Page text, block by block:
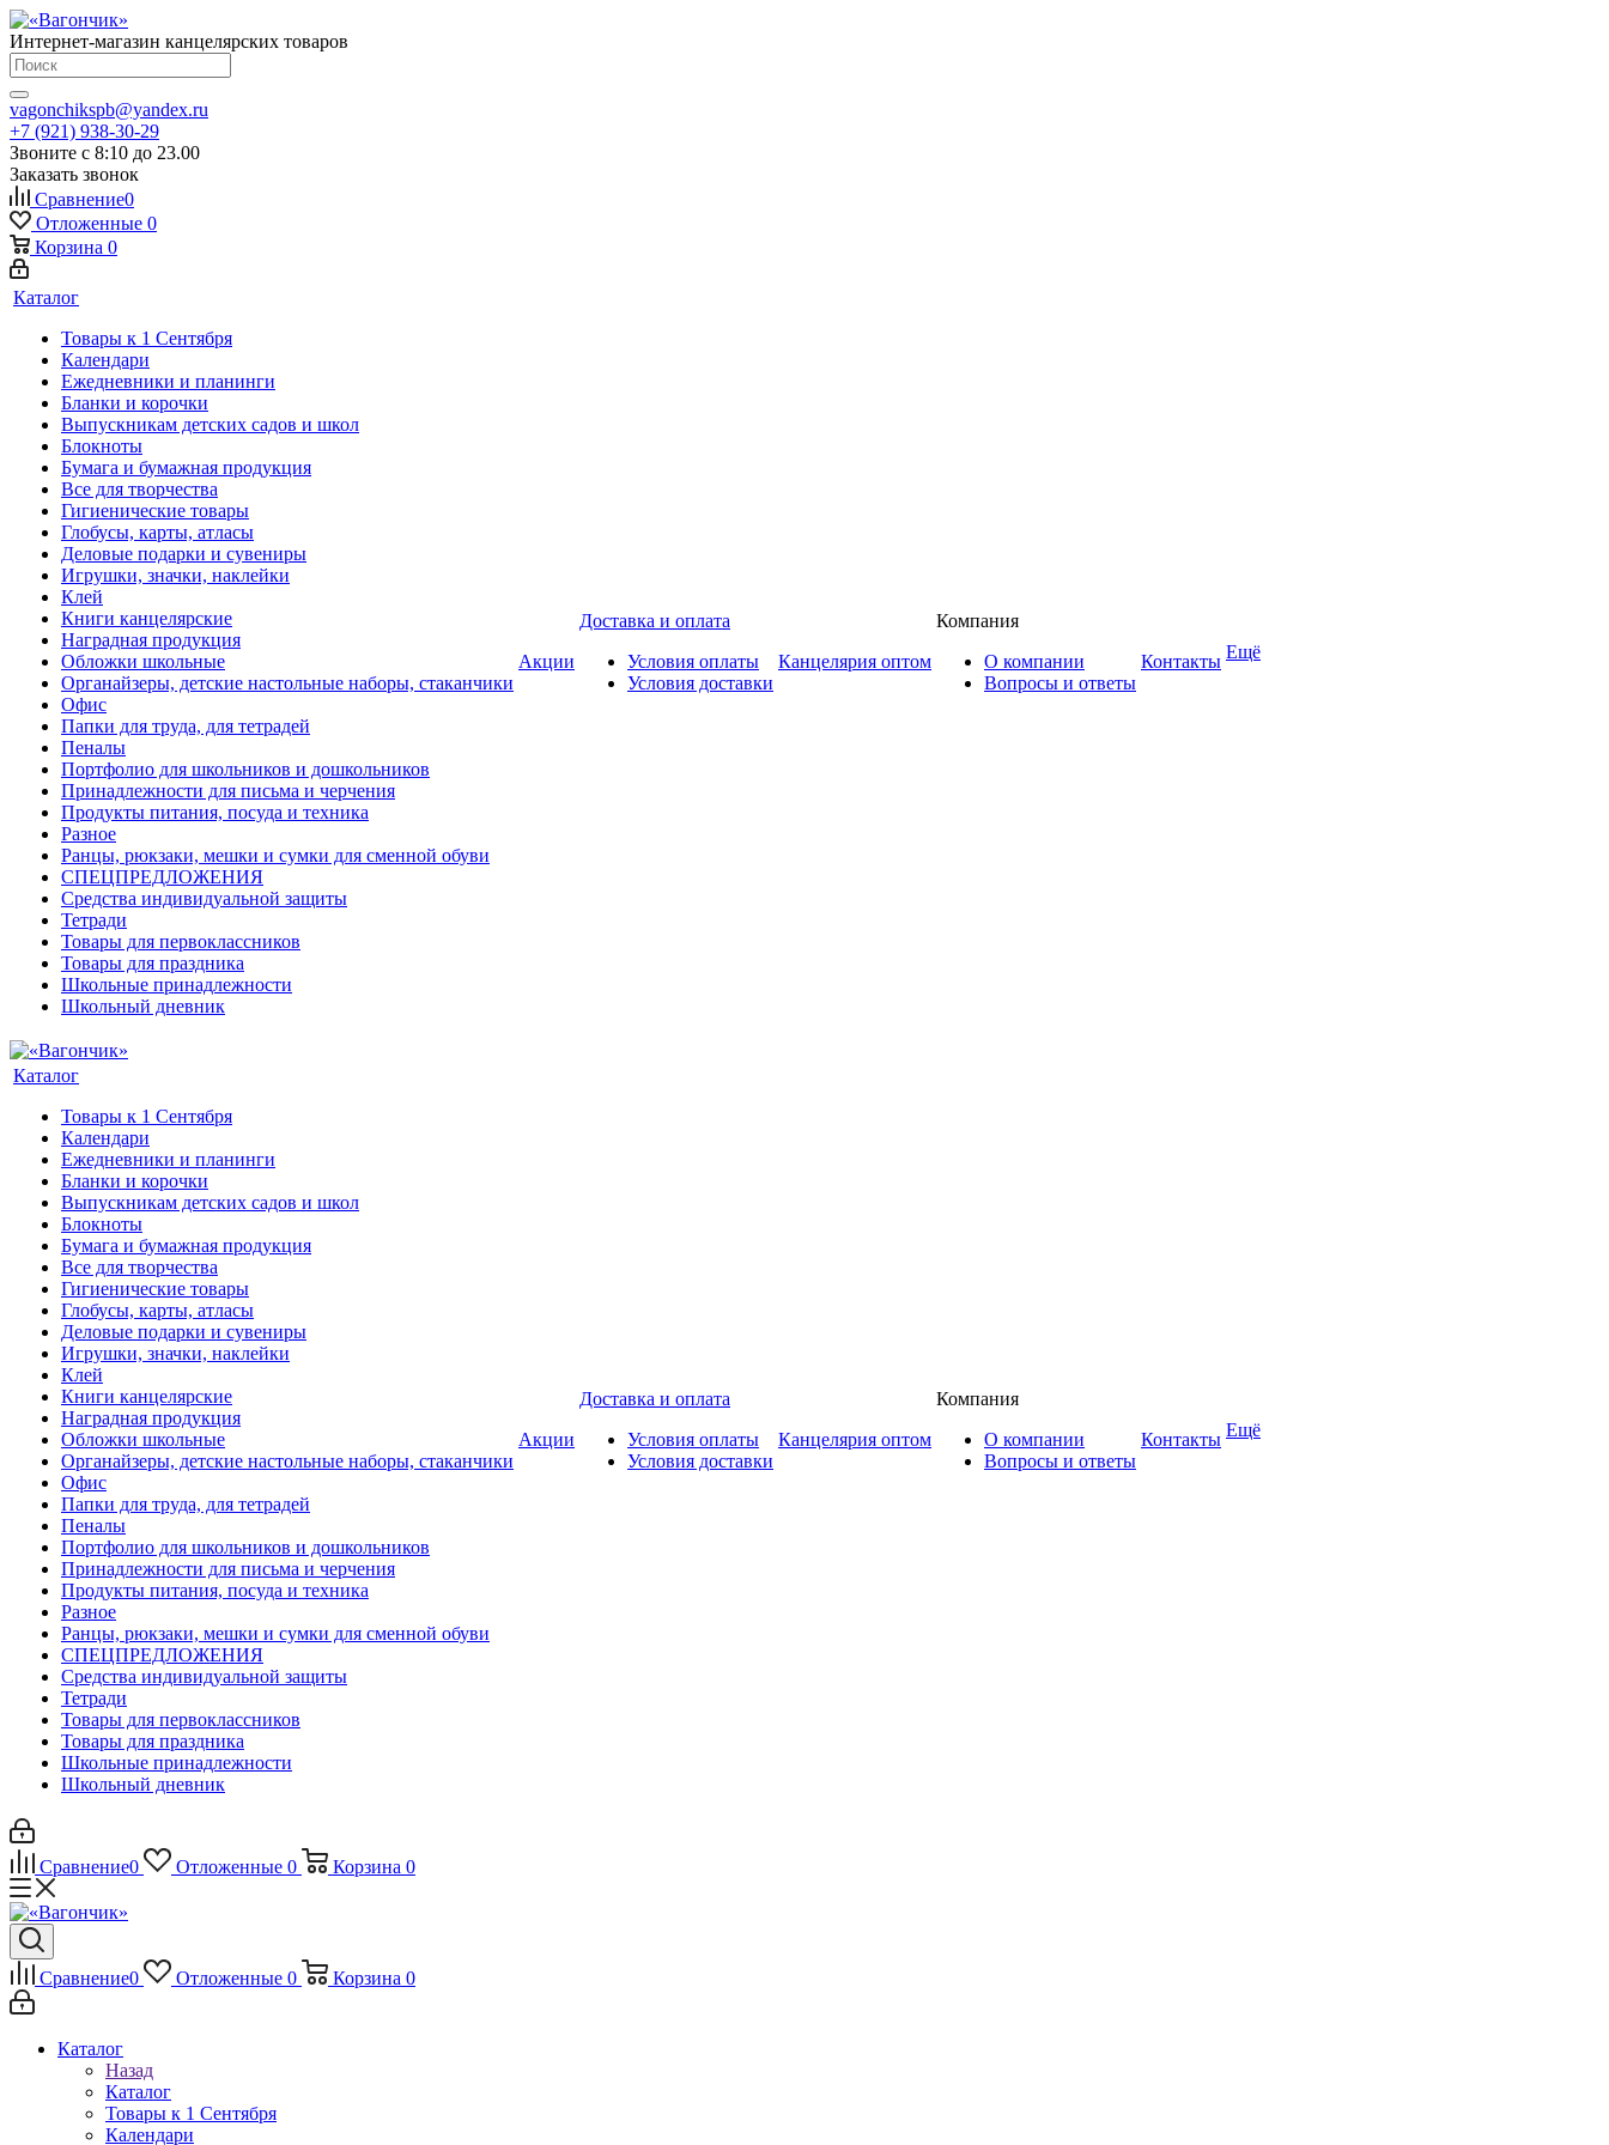
Интернет-магазин канцелярских товаров
vagonchikspb@yandex.ru
+7 (921) 938-30-29
Звоните с 8:10 до 23.00
Заказать звонок
Сравнение0
Отложенные 0
Корзина 0
Каталог
Товары к 1 Сентября
Календари
Ежедневники и планинги
Бланки и корочки
Выпускникам детских садов и школ
Блокноты
Бумага и бумажная продукция
Все для творчества
Гигиенические товары
Глобусы, карты, атласы
Деловые подарки и сувениры
Игрушки, значки, наклейки
Клей
Книги канцелярские
Наградная продукция
Обложки школьные
Органайзеры, детские настольные наборы, стаканчики
Офис
Папки для труда, для тетрадей
Пеналы
Портфолио для школьников и дошкольников
Принадлежности для письма и черчения
Продукты питания, посуда и техника
Разное
Ранцы, рюкзаки, мешки и сумки для сменной обуви
СПЕЦПРЕДЛОЖЕНИЯ
Средства индивидуальной защиты
Тетради
Товары для первоклассников
Товары для праздника
Школьные принадлежности
Школьный дневник
Акции
Доставка и оплата
Условия оплаты
Условия доставки
Канцелярия оптом
Компания
О компании
Вопросы и ответы
Контакты Ещё
Каталог
Товары к 1 Сентября
Календари
Ежедневники и планинги
Бланки и корочки
Выпускникам детских садов и школ
Блокноты
Бумага и бумажная продукция
Все для творчества
Гигиенические товары
Глобусы, карты, атласы
Деловые подарки и сувениры
Игрушки, значки, наклейки
Клей
Книги канцелярские
Наградная продукция
Обложки школьные
Органайзеры, детские настольные наборы, стаканчики
Офис
Папки для труда, для тетрадей
Пеналы
Портфолио для школьников и дошкольников
Принадлежности для письма и черчения
Продукты питания, посуда и техника
Разное
Ранцы, рюкзаки, мешки и сумки для сменной обуви
СПЕЦПРЕДЛОЖЕНИЯ
Средства индивидуальной защиты
Тетради
Товары для первоклассников
Товары для праздника
Школьные принадлежности
Школьный дневник
Акции
Доставка и оплата
Условия оплаты
Условия доставки
Канцелярия оптом
Компания
О компании
Вопросы и ответы
Контакты Ещё
Сравнение0 Отложенные 0 Корзина 0
Сравнение0 Отложенные 0 Корзина 0
Каталог
Назад
Каталог
Товары к 1 Сентября
Календари